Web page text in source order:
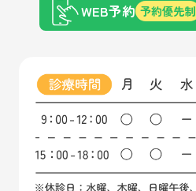
WEB予約 予約優先制